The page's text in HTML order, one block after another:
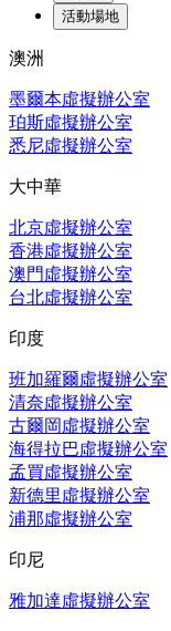
活動場地
澳洲
墨爾本虛擬辦公室
珀斯虛擬辦公室
悉尼虛擬辦公室
大中華
北京虛擬辦公室
香港虛擬辦公室
澳門虛擬辦公室
台北虛擬辦公室
印度
班加羅爾虛擬辦公室
清奈虛擬辦公室
古爾岡虛擬辦公室
海得拉巴虛擬辦公室
孟買虛擬辦公室
新德里虛擬辦公室
浦那虛擬辦公室
印尼
雅加達虛擬辦公室